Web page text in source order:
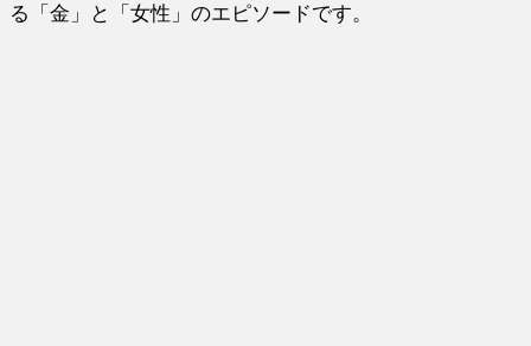
る「金」と「女性」のエピソードです。